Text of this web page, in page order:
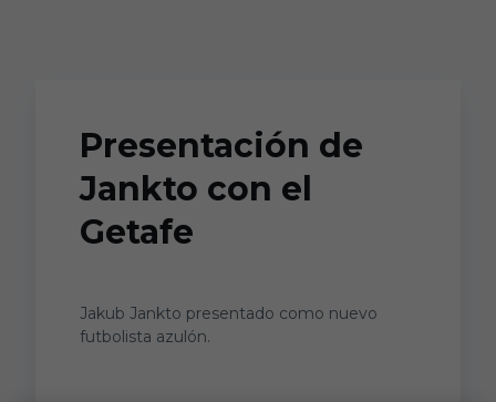
Presentación de
Jankto con el
Getafe
Jakub Jankto presentado como nuevo
futbolista azulón.